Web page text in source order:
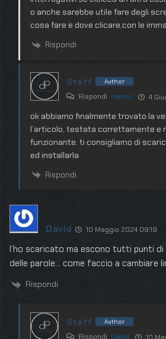
o anche sarebbe utile fare degli
cosa fare e dove clicare,con le
Rispondi
Staff Author
Rispondi marco 4
ok abbiamo finalmente trovato la
l’articolo, testata correttamente e
funzionante. ti consigliamo di
ed installarla
Rispondi
David 10 Maggio 2024 09:19
l’ho scaricato ma escono tutti punti
delle parole… come faccio a cambiare
Rispondi
Staff Author
Rispondi David